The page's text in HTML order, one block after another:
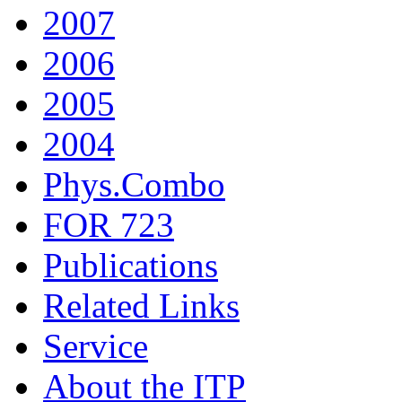
2007
2006
2005
2004
Phys.Combo
FOR 723
Publications
Related Links
Service
About the ITP